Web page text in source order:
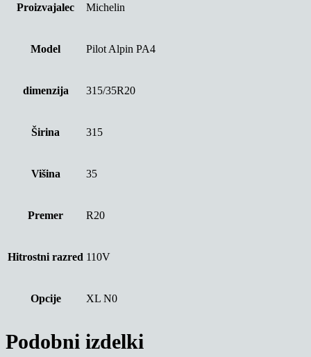
Proizvajalec Michelin
Model Pilot Alpin PA4
dimenzija 315/35R20
Širina 315
Višina 35
Premer R20
Hitrostni razred 110V
Opcije XL N0
Podobni izdelki